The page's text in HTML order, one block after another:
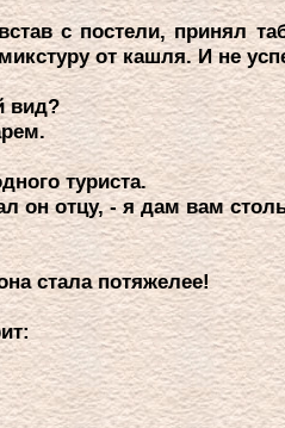
с постели, пpинял
от кашля. И не
вид?
туpиста.
отцу, - я дам вам
стала потяжелее!